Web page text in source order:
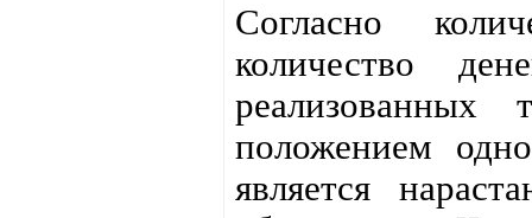
Согласно
количество
положением
является